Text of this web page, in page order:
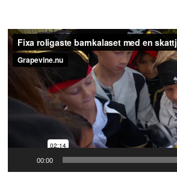
Videospelare
00:00